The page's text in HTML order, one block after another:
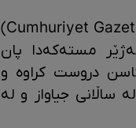
ئەم وێنەیە لە ١٨ی نیسانی ١٩٢٥ لە ڕۆژنامەی "جمهورییەت" (Cumhuriyet Gazetesi)
مستەکەدا پان
دروست کراوە و
جیاواز و لە